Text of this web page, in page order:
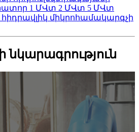
1 ՄՎտ 2 ՄՎտ 5 ՄՎտ
միկրոհամակարգչի